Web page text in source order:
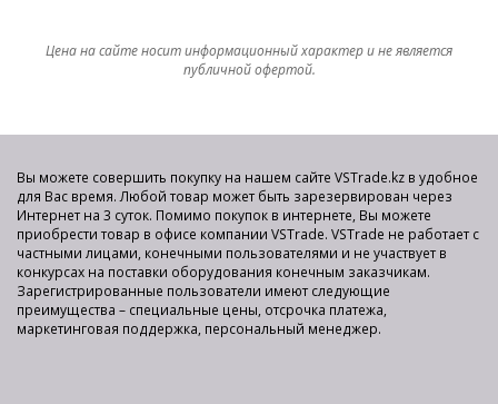
Цена на сайте носит информационный характер и не является
публичной офертой.
Вы можете совершить покупку на нашем сайте VSTrade.kz в удобное
для Вас время. Любой товар может быть зарезервирован через
Интернет на 3 суток. Помимо покупок в интернете, Вы можете
приобрести товар в офисе компании VSTrade. VSTrade не работает с
частными лицами, конечными пользователями и не участвует в
конкурсах на поставки оборудования конечным заказчикам.
Зарегистрированные пользователи имеют следующие
преимущества – специальные цены, отсрочка платежа,
маркетинговая поддержка, персональный менеджер.